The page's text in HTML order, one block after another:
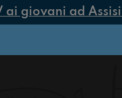
ai giovani ad